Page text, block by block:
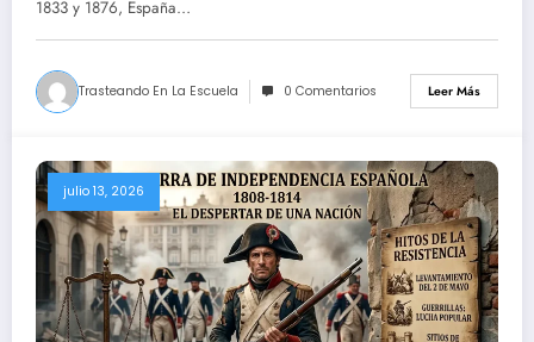
1833 y 1876, España…
Trasteando En La Escuela 0 Comentarios Leer Más
julio 13, 2026